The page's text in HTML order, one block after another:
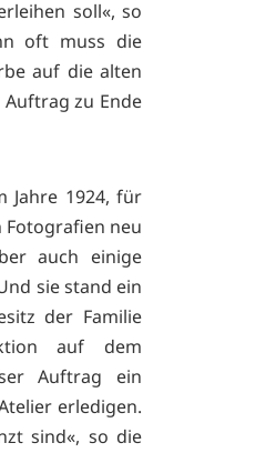
soll«, so
oft muss die
auf die alten
zu Ende
Jahre 1924, für
Fotografien neu
auch einige
sie stand ein
der Familie
auf dem
Auftrag ein
erledigen.
sind«, so die